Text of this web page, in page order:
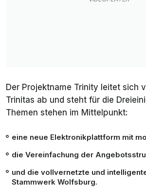
Der Projektname Trinity leitet sich
Trinitas ab und steht für die
Themen stehen im Mittelpunkt:
eine neue Elektronikplattform mit
die Vereinfachung der
und die vollvernetzte und
Stammwerk Wolfsburg.